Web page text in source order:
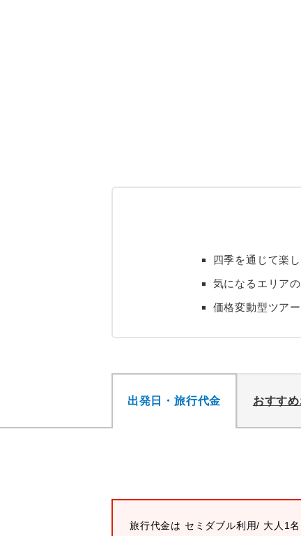
四季を通じて楽
気になるエリア
価格変動型ツア
出発日・旅行代金 おすす
旅行代金は セミダブル利用/ 大人1名